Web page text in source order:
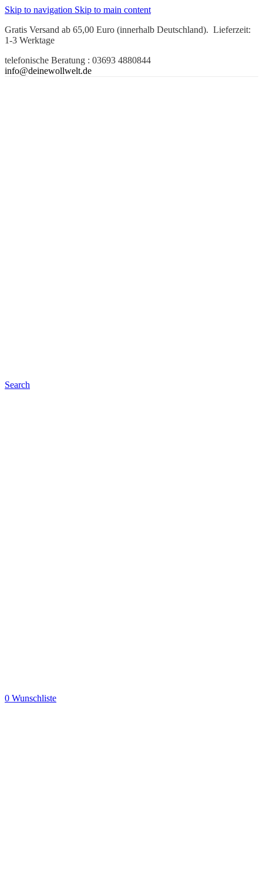
Skip to navigation Skip to main content
Gratis Versand ab 65,00 Euro (innerhalb Deutschland). Lieferzeit:
1-3 Werktage
telefonische Beratung : 03693 4880844
info@deinewollwelt.de
Search
0 Wunschliste